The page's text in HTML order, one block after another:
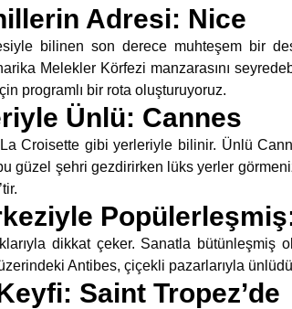
Adresi: Nice
bilinen son derece muhteşem bir
Melekler Körfezi manzarasını
programlı bir rota oluşturuyoruz.
Ünlü: Cannes
Croisette gibi yerleriyle bilinir. Ünlü
güzel şehri gezdirirken lüks yerler
dikkat çeker. Sanatla bütünleşmiş
Antibes, çiçekli pazarlarıyla
Saint Tropez’de